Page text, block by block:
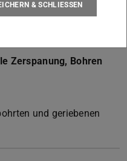
Zerspanung, Bohren
und geriebenen
& SCHLIESSEN